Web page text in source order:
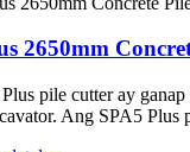
2650mm
pile cutter ay
Ang SPA5 Plus